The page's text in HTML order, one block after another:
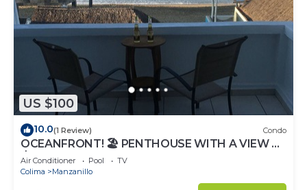
US $100
10.0(1 Review) Condo
OCEANFRONT! 🏖 PENTHOUSE WITH A VIEW 🐳
🚢
Air Conditioner Pool
TV
Colima
Manzanillo